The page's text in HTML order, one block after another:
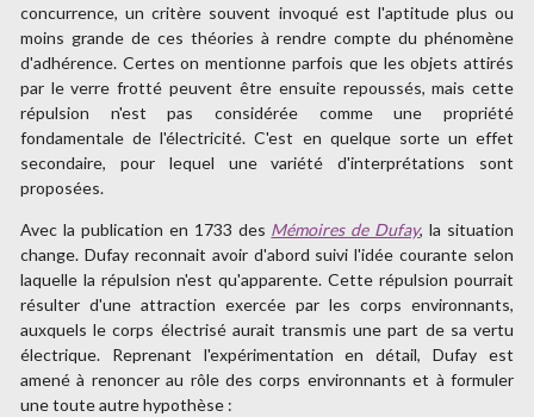
concurrence, un critère souvent invoqué est l'aptitude plus ou
moins grande de ces théories à rendre compte du phénomène
d'adhérence. Certes on mentionne parfois que les objets attirés
par le verre frotté peuvent être ensuite repoussés, mais cette
répulsion n'est pas considérée comme une propriété
fondamentale de l'électricité. C'est en quelque sorte un effet
secondaire, pour lequel une variété d'interprétations sont
proposées.
Avec la publication en 1733 des Mémoires de Dufay, la situation
change. Dufay reconnait avoir d'abord suivi l'idée courante selon
laquelle la répulsion n'est qu'apparente. Cette répulsion pourrait
résulter d'une attraction exercée par les corps environnants,
auxquels le corps électrisé aurait transmis une part de sa vertu
électrique. Reprenant l'expérimentation en détail, Dufay est
amené à renoncer au rôle des corps environnants et à formuler
une toute autre hypothèse :